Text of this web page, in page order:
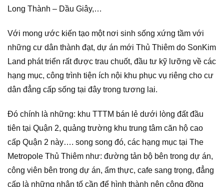
Long Thành – Dầu Giây,…
Với mong ước kiến tạo một nơi sinh sống xứng tầm với
những cư dân thành đạt, dự án mới Thủ Thiêm do SonKim
Land phát triển rất được trau chuốt, đầu tư kỹ lưỡng về các
hạng mục, công trình tiện ích nội khu phục vụ riêng cho cư
dân đẳng cấp sống tại đây trong tương lai.
Đó chính là những: khu TTTM bán lẻ dưới lòng đất đầu
tiên tại Quận 2, quảng trường khu trung tâm căn hộ cao
cấp Quận 2 này…. song song đó, các hạng mục tại The
Metropole Thủ Thiêm như: đường tản bộ bên trong dự án,
công viên bên trong dự án, ẩm thực, cafe sang trọng, đẳng
cấp là những nhân tố cần để hình thành nên cộng đồng